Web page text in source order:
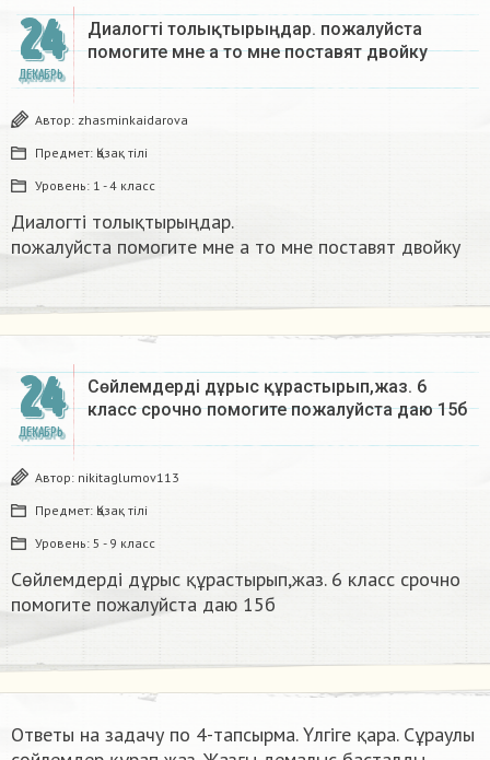
24
ДЕКАБРЬ
Диалогті толықтырыңдар. пожалуйста
помогите мне а то мне поставят двойку​
Автор: zhasminkaidarova
Предмет: Қазақ тiлi
Уровень: 1 - 4 класс
Диалогті толықтырыңдар.
пожалуйста помогите мне а то мне поставят двойку​
24
ДЕКАБРЬ
Сөйлемдерді дұрыс құрастырып,жаз. 6
класс срочно помогите пожалуйста даю 15б​
Автор: nikitaglumov113
Предмет: Қазақ тiлi
Уровень: 5 - 9 класс
Сөйлемдерді дұрыс құрастырып,жаз. 6 класс срочно
помогите пожалуйста даю 15б​
Ответы на задачу по 4-тапсырма. Үлгіге қара. Сұраулы